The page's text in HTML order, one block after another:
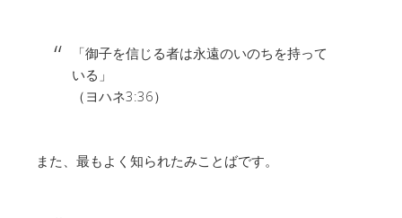
「御子を信じる者は永遠のいのちを持って
いる」
（ヨハネ3:36）
また、最もよく知られたみことばです。